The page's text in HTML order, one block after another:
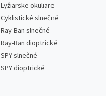
Lyžiarske okuliare
Cyklistické slnečné
Ray-Ban slnečné
Ray-Ban dioptrické
SPY slnečné
SPY dioptrické